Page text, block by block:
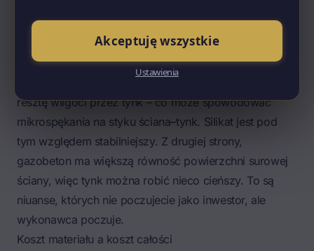
miejscach. Albo użyć kotew chemicznych.
Po tynkach wewnętrznych (gipsowych albo
cementowo-wapiennych) zachowanie obu materiałów
resztę wilgoci przez tynk – co może spowodować
mikrospękania na styku ściana–tynk. Silikat jest pod
tym względem stabilniejszy. Z drugiej strony,
gazobeton ma większą równość powierzchni surowej
ściany, więc tynk można robić nieco cieńszy. To są
niuanse, których nie poczujecie jako inwestor, ale
wykonawca poczuje.
Koszt materiału a koszt całości
Akceptuję wszystkie
Ustawienia